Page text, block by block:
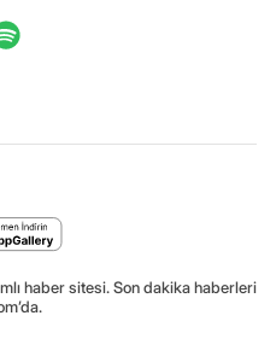
haber sitesi. Son dakika haberleri